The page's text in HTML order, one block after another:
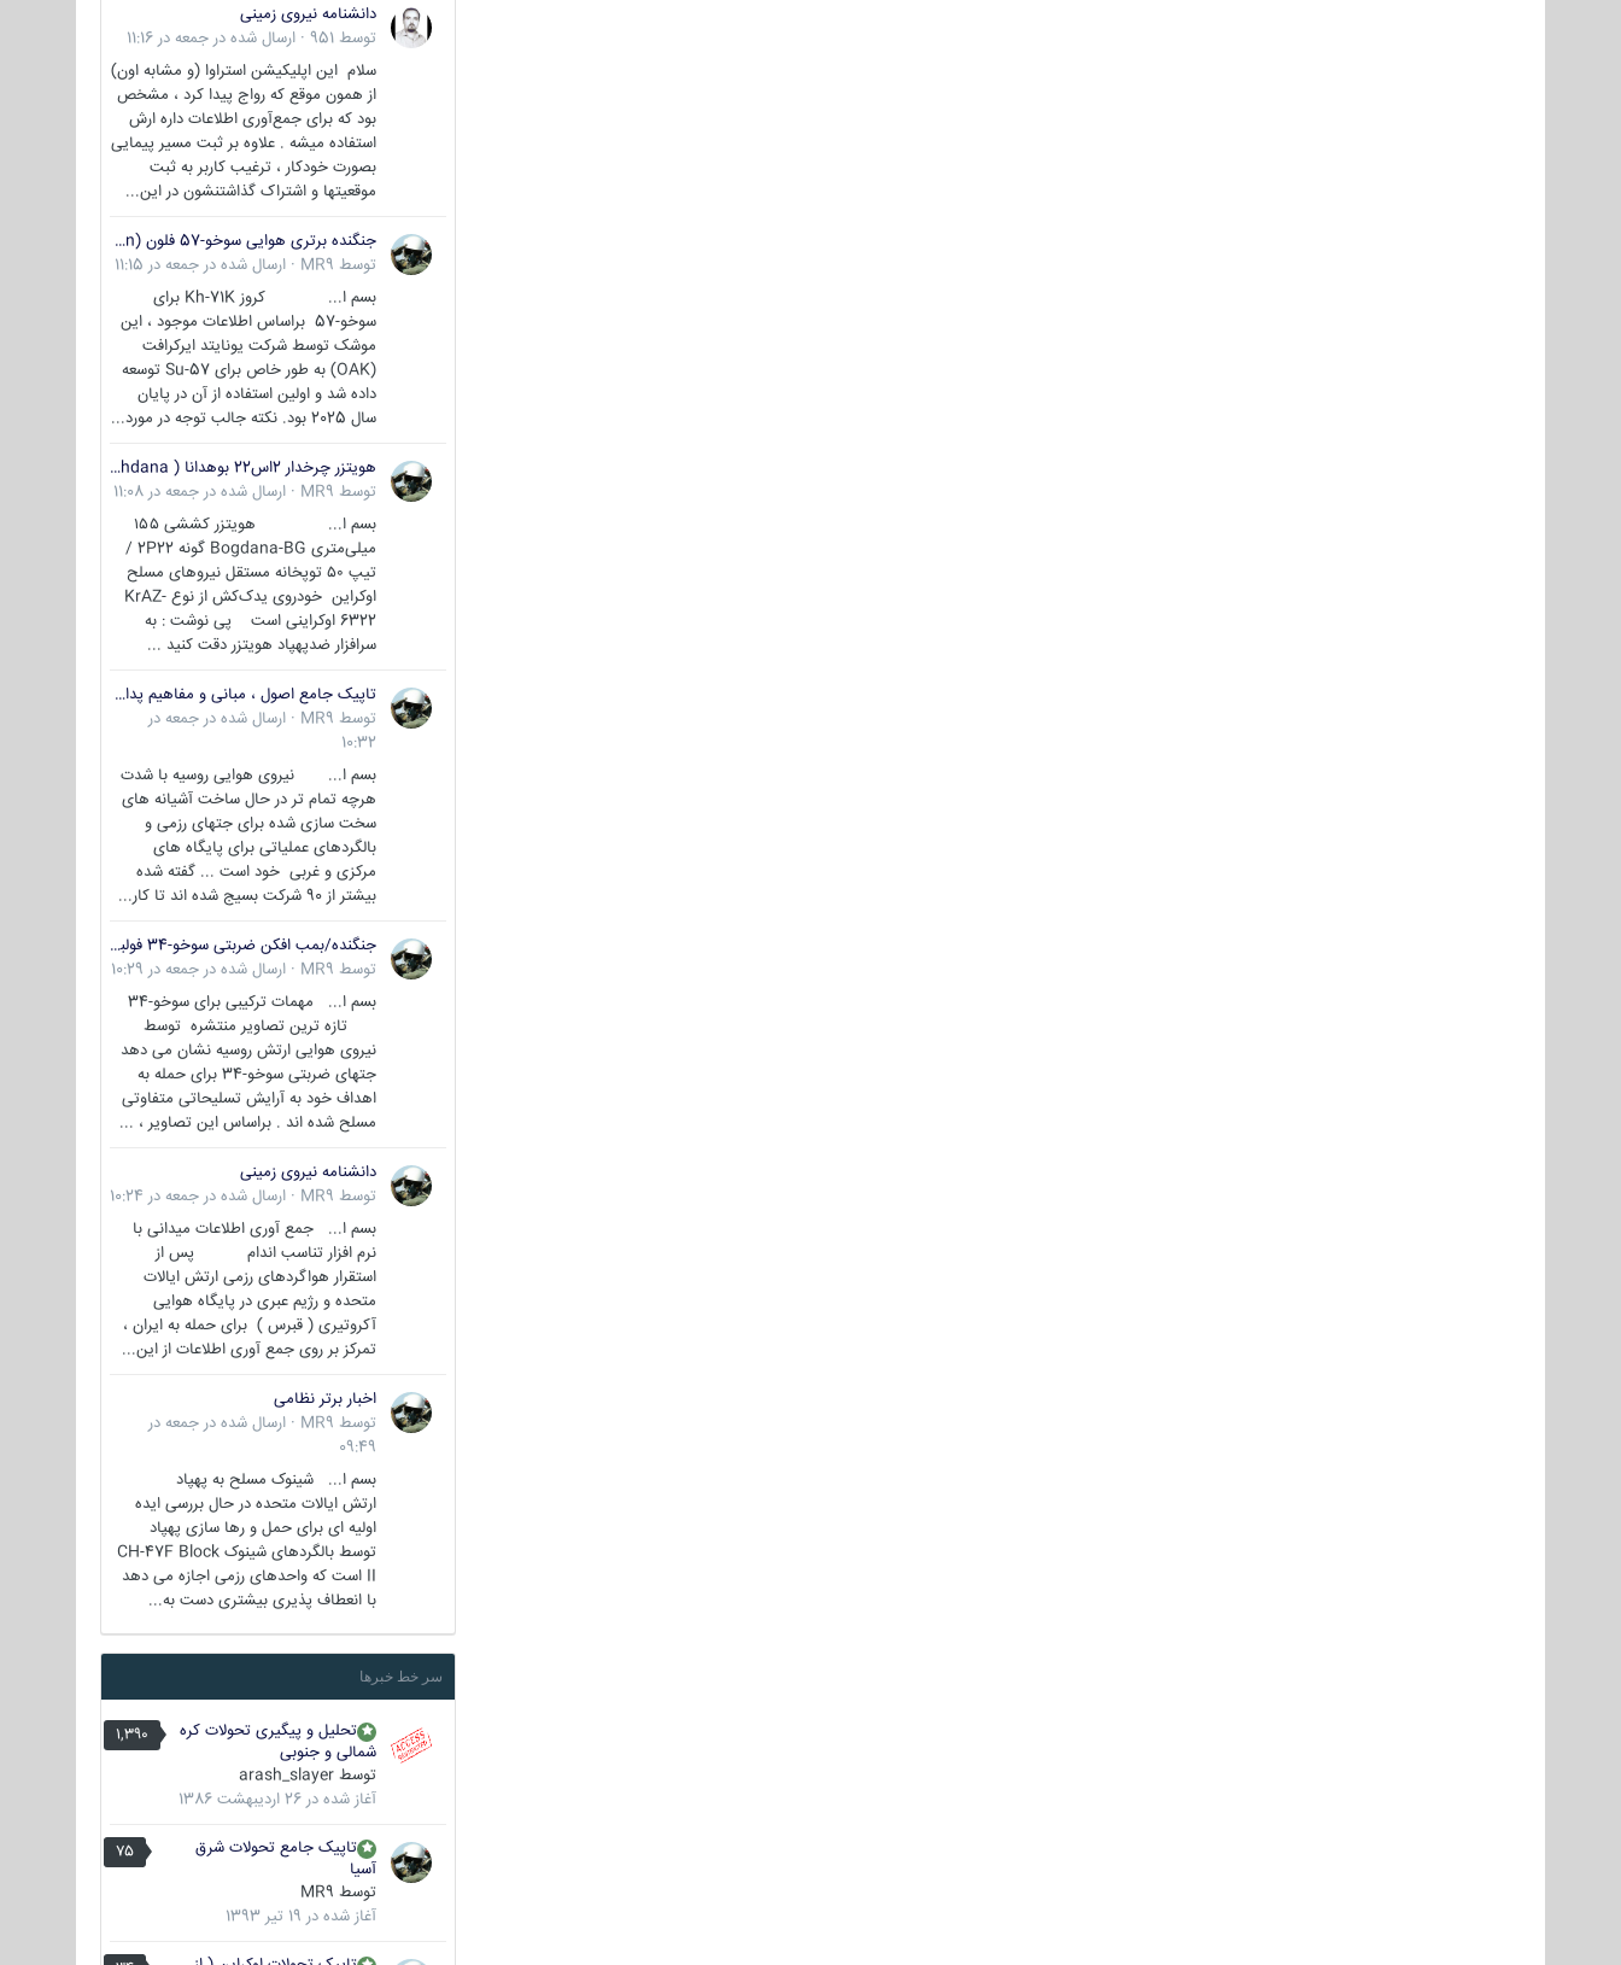
دانشنامه نیروی زمینی
توسط 951
· ارسال شده در جمعه در 11:16
سلام این اپلیکیشن استراوا (و مشابه اون)
از همون موقع که رواج پیدا کرد ، مشخص
بود که برای جمع‌آوری اطلاعات داره ارش
استفاده میشه . علاوه بر ثبت مسیر پیمایی
بصورت خودکار ، ترغیب کاربر به ثبت
موقعیتها و اشتراک‌ گذاشتنشون در این...
جنگنده برتری هوایی سوخو-57 فلون (Su-57/Felon)
توسط MR9
· ارسال شده در جمعه در 11:15
بسم ا... کروز Kh-71K برای
سوخو-57 براساس اطلاعات موجود ، این
موشک توسط شرکت یونایتد ایرکرافت
(OAK) به طور خاص برای Su-57 توسعه
داده شد و اولین استفاده از آن در پایان
سال 2025 بود. نکته جالب توجه در مورد...
هویتزر چرخدار 2اس22 بوهدانا ( wheeled howitzer 2S22 Bohdana )
توسط MR9
· ارسال شده در جمعه در 11:08
بسم ا... هویتزر کششی ۱۵۵
میلی‌متری Bogdana-BG گونه 2P22 /
تیپ ۵۰ توپخانه مستقل نیروهای مسلح
اوکراین خودروی یدک‌کش از نوع KrAZ-
6322 اوکراینی است پی نوشت : به
سرافزار ضدپهپاد هویتزر دقت کنید ...
تاپیک جامع اصول ، مبانی و مفاهیم پدافند غیر عامل
توسط MR9
· ارسال شده در جمعه در
10:32
بسم ا... نیروی هوایی روسیه با شدت
هرچه تمام تر در حال ساخت آشیانه های
سخت سازی شده برای جتهای رزمی و
بالگردهای عملیاتی برای پایگاه های
مرکزی و غربی خود است ... گفته شده
بیشتر از 90 شرکت بسیج شده اند تا کار...
جنگنده/بمب افکن ضربتی سوخو-34 فولبک ( Sukhoi Su-34/Fullback)
توسط MR9
· ارسال شده در جمعه در 10:29
بسم ا... مهمات ترکیبی برای سوخو-34
تازه ترین تصاویر منتشره توسط
نیروی هوایی ارتش روسیه نشان می دهد
جتهای ضربتی سوخو-34 برای حمله به
اهداف خود به آرایش تسلیحاتی متفاوتی
مسلح شده اند . براساس این تصاویر ، ...
دانشنامه نیروی زمینی
توسط MR9
· ارسال شده در جمعه در 10:24
بسم ا... جمع آوری اطلاعات میدانی با
نرم افزار تناسب اندام پس از
استقرار هواگردهای رزمی ارتش ایالات
متحده و رژیم عبری در پایگاه هوایی
آکروتیری ( قبرس ) برای حمله به ایران ،
تمرکز بر روی جمع آوری اطلاعات از این...
اخبار برتر نظامی
توسط MR9
· ارسال شده در جمعه در
09:49
بسم ا... شینوک مسلح به پهپاد
ارتش ایالات متحده در حال بررسی ایده
اولیه ای برای حمل و رها سازی پهپاد
توسط بالگردهای شینوک CH-47F Block
II است که واحدهای رزمی اجازه می دهد
با انعطاف پذیری بیشتری دست به...
سر خط خبرها
1,390
تحلیل و پیگیری تحولات کره
شمالی و جنوبی
توسط arash_slayer
آغاز شده در 26 اردیبهشت 1386
75
تاپیک جامع تحولات شرق
آسیا
توسط MR9
آغاز شده در 19 تیر 1393